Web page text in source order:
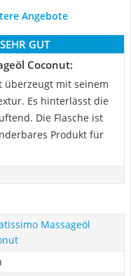
Angebote
SEHR GUT
Coconut:
überzeugt mit seinem
Es hinterlässt die
Die Flasche ist
Produkt für
Massageöl